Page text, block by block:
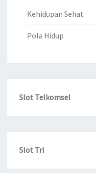
Kehidupan Sehat
Pola Hidup
Slot Telkomsel
Slot Tri